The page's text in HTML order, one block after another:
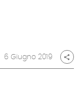
6 Giugno 2019 share